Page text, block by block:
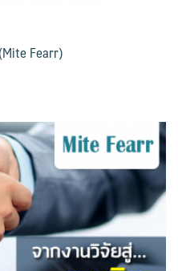
Fearr)